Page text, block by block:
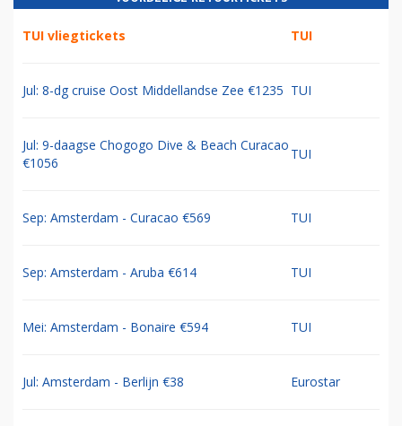
TUI vliegtickets TUI
Jul: 8-dg cruise Oost Middellandse Zee €1235 TUI
Jul: 9-daagse Chogogo Dive & Beach Curacao
€1056
TUI
Sep: Amsterdam - Curacao €569 TUI
Sep: Amsterdam - Aruba €614 TUI
Mei: Amsterdam - Bonaire €594 TUI
Jul: Amsterdam - Berlijn €38 Eurostar